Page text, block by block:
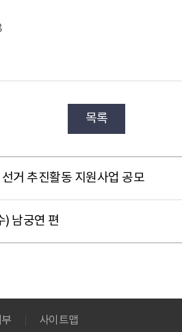
목록
거 추진활동 지원사업 공모
남궁연 편
사이트맵